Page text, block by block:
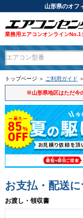
山形県のオフ
業務用エアコンオンラインNo.1
トップページ ＞ ご利用ガイド
※山形県地区はただ今
お支払・配送
お渡し・領収書